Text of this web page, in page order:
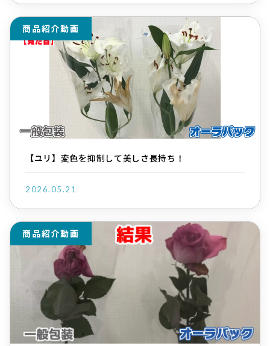
商品紹介動画
【ユリ】変色を抑制して美しさ長持ち！
2026.05.21
商品紹介動画